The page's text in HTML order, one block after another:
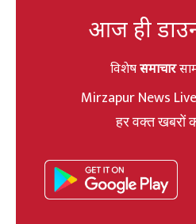
आज ही
विशेषसमाचार
Mirzapur News
हर वक्त खबरों